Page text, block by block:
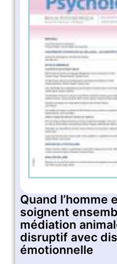
Quand l’homme
soignent
médiation
disruptif avec
émotionnelle